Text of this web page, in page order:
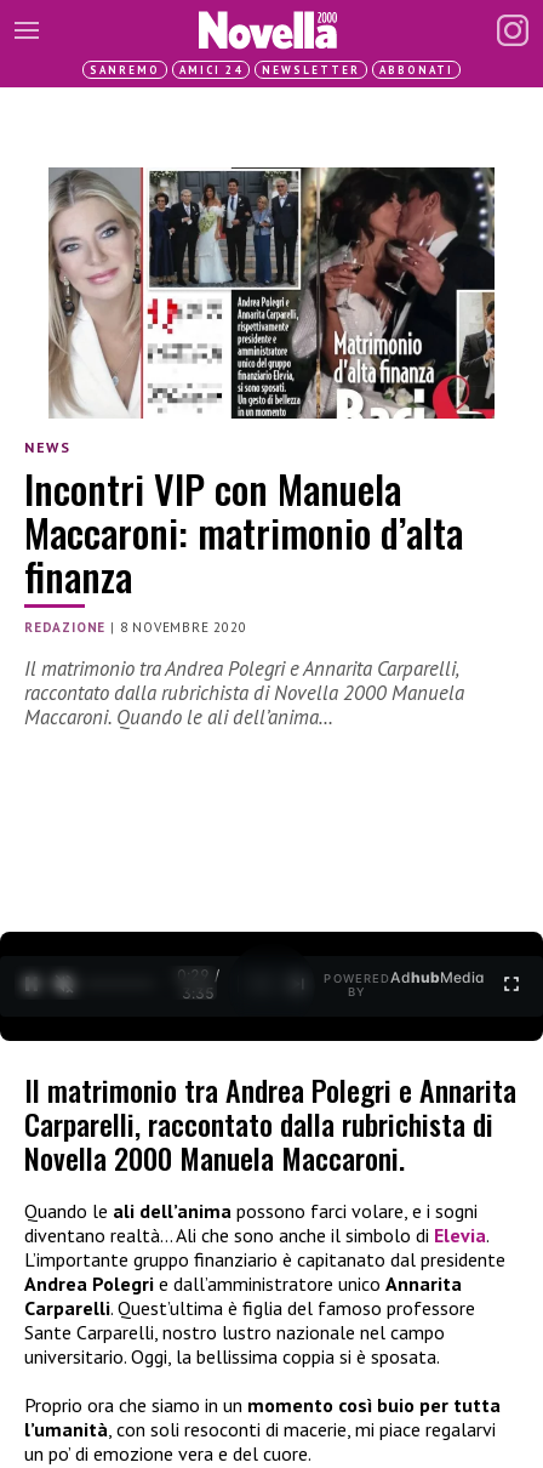
SANREMO AMICI 24 NEWSLETTER ABBONATI
NEWS
Incontri VIP con Manuela
Maccaroni: matrimonio d’alta
finanza
REDAZIONE | 8 NOVEMBRE 2020
Il matrimonio tra Andrea Polegri e Annarita Carparelli,
raccontato dalla rubrichista di Novella 2000 Manuela
Maccaroni. Quando le ali dell’anima…
0:30 /
3:35
POWERED
BY
AdhubMedia
Il matrimonio tra Andrea Polegri e Annarita
Carparelli, raccontato dalla rubrichista di
Novella 2000 Manuela Maccaroni.
Quando le ali dell’anima possono farci volare, e i sogni
diventano realtà… Ali che sono anche il simbolo di Elevia.
L’importante gruppo finanziario è capitanato dal presidente
Andrea Polegri e dall’amministratore unico Annarita
Carparelli. Quest’ultima è figlia del famoso professore
Sante Carparelli, nostro lustro nazionale nel campo
universitario. Oggi, la bellissima coppia si è sposata.
Proprio ora che siamo in un momento così buio per tutta
l’umanità, con soli resoconti di macerie, mi piace regalarvi
un po’ di emozione vera e del cuore.